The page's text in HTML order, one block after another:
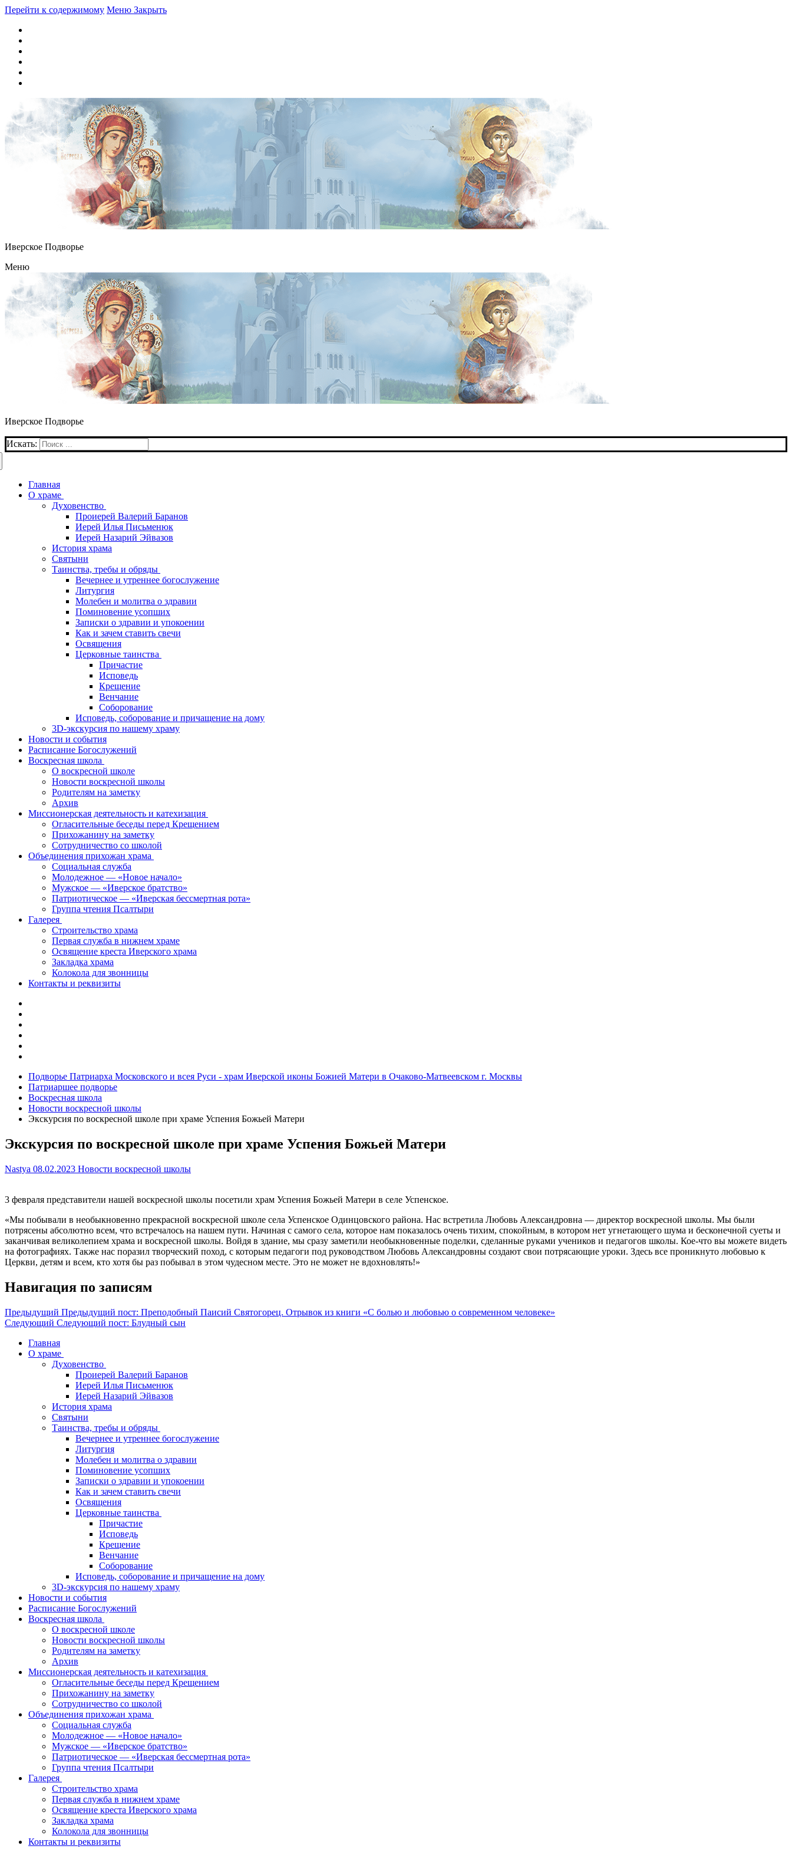
Перейти к содержимому Меню Закрыть
Иверское Подворье
Меню
Иверское Подворье
Искать:
Главная
О храме
Духовенство
Проиерей Валерий Баранов
Иерей Илья Письменюк
Иерей Назарий Эйвазов
История храма
Святыни
Таинства, требы и обряды
Вечернее и утреннее богослужение
Литургия
Молебен и молитва о здравии
Поминовение усопших
Записки о здравии и упокоении
Как и зачем ставить свечи
Освящения
Церковные таинства
Причастие
Исповедь
Крещение
Венчание
Соборование
Исповедь, соборование и причащение на дому
3D-экскурсия по нашему храму
Новости и события
Расписание Богослужений
Воскресная школа
О воскресной школе
Новости воскресной школы
Родителям на заметку
Архив
Миссионерская деятельность и катехизация
Огласительные беседы перед Крещением
Прихожанину на заметку
Сотрудничество со школой
Объединения прихожан храма
Социальная служба
Молодежное — «Новое начало»
Мужское — «Иверское братство»
Патриотическое — «Иверская бессмертная рота»
Группа чтения Псалтыри
Галерея
Строительство храма
Первая служба в нижнем храме
Освящение креста Иверского храма
Закладка храма
Колокола для звонницы
Контакты и реквизиты
Подворье Патриарха Московского и всея Руси - храм Иверской иконы Божией Матери в Очаково-Матвеевском г. Москвы
Патриаршее подворье
Воскресная школа
Новости воскресной школы
Экскурсия по воскресной школе при храме Успения Божьей Матери
Экскурсия по воскресной школе при храме Успения Божьей Матери
Nastya 08.02.2023 Новости воскресной школы
3 февраля представители нашей воскресной школы посетили храм Успения Божьей Матери в селе Успенское.
«Мы побывали в необыкновенно прекрасной воскресной школе села Успенское Одинцовского района. Нас встретила Любовь Александровна — директор воскресной школы. Мы были
потрясены абсолютно всем, что встречалось на нашем пути. Начиная с самого села, которое нам показалось очень тихим, спокойным, в котором нет угнетающего шума и бесконечной суеты и
заканчивая великолепием храма и воскресной школы. Войдя в здание, мы сразу заметили необыкновенные поделки, сделанные руками учеников и педагогов школы. Кое-что вы можете видеть
на фотографиях. Также нас поразил творческий поход, с которым педагоги под руководством Любовь Александровны создают свои потрясающие уроки. Здесь все проникнуто любовью к
Церкви, детям и всем, кто хотя бы раз побывал в этом чудесном месте. Это не может не вдохновлять!»
Навигация по записям
Предыдущий Предыдущий пост: Преподобный Паисий Святогорец. Отрывок из книги «С болью и любовью о современном человеке»
Следующий Следующий пост: Блудный сын
Главная
О храме
Духовенство
Проиерей Валерий Баранов
Иерей Илья Письменюк
Иерей Назарий Эйвазов
История храма
Святыни
Таинства, требы и обряды
Вечернее и утреннее богослужение
Литургия
Молебен и молитва о здравии
Поминовение усопших
Записки о здравии и упокоении
Как и зачем ставить свечи
Освящения
Церковные таинства
Причастие
Исповедь
Крещение
Венчание
Соборование
Исповедь, соборование и причащение на дому
3D-экскурсия по нашему храму
Новости и события
Расписание Богослужений
Воскресная школа
О воскресной школе
Новости воскресной школы
Родителям на заметку
Архив
Миссионерская деятельность и катехизация
Огласительные беседы перед Крещением
Прихожанину на заметку
Сотрудничество со школой
Объединения прихожан храма
Социальная служба
Молодежное — «Новое начало»
Мужское — «Иверское братство»
Патриотическое — «Иверская бессмертная рота»
Группа чтения Псалтыри
Галерея
Строительство храма
Первая служба в нижнем храме
Освящение креста Иверского храма
Закладка храма
Колокола для звонницы
Контакты и реквизиты